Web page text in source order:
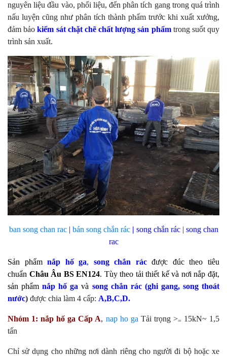
nguyên liệu đầu vào, phối liệu, đến phân tích gang trong quá trình
nấu luyện cũng như phân tích thành phẩm trước khi xuất xưởng,
đảm bảokiểm sát chặt chẽ chất lượng sản phẩm trong suốt quy
trình sản xuất.
ban song chan rac| bán song chắn rác| song chắn rác| song chan
rac
Sản phẩmnắp hố ga, song chắn rácđược đúc theo tiêu
chuẩn Châu Âu BS EN124. Tùy theo tải thiết kế và nơi nắp đặt,
sản phẩmnắp hố ga và song chắn rác (ghi gang, song thoát
nước) được chia làm 4 cấp: A,B,C,D.
Nhóm 1: nắp hố ga Cấp A, nap ho ga Tải trọng >=15kN~ 1,5
tấn
Chỉ sử dụng cho những nơi dành riêng cho người đi bộ hoặc xe